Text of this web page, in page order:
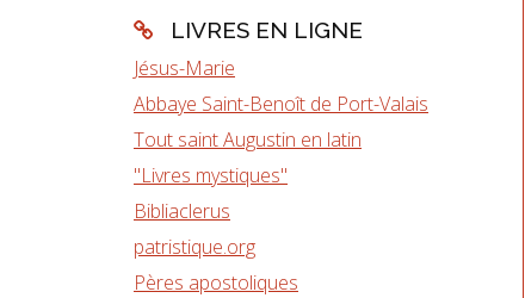
LIVRES EN LIGNE
Jésus-Marie
Abbaye Saint-Benoît de Port-Valais
Tout saint Augustin en latin
"Livres mystiques"
Bibliaclerus
patristique.org
Pères apostoliques